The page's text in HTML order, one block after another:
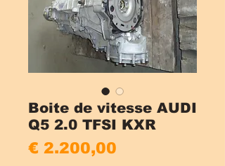
Boite de vitesse AUDI
Q5 2.0 TFSI KXR
€ 2.200,00